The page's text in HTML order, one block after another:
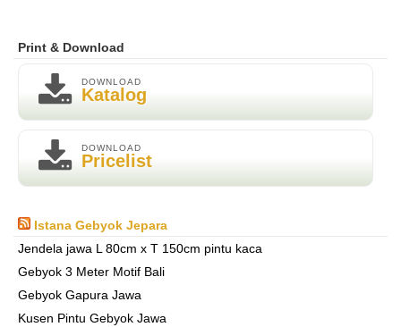
Print & Download
DOWNLOAD
Katalog
DOWNLOAD
Pricelist
Istana Gebyok Jepara
Jendela jawa L 80cm x T 150cm pintu kaca
Gebyok 3 Meter Motif Bali
Gebyok Gapura Jawa
Kusen Pintu Gebyok Jawa